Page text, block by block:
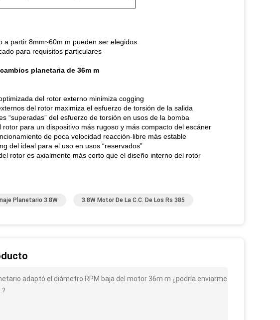
a partir 8mm~60m m pueden ser elegidos
para requisitos particulares
planetaria de 36m m
del rotor externo minimiza cogging
del rotor maximiza el esfuerzo de torsión de la salida
“superadas” del esfuerzo de torsión en usos de la bomba
para un dispositivo más rugoso y más compacto del escáner
de poca velocidad reacción-libre más estable
del ideal para el uso en usos “reservados”
rotor es axialmente más corto que el diseño interno del rotor
Planetario 3.8W 3.8W Motor De La C.C. De Los Rs 385
adaptó el diámetro RPM baja del motor 36m m ¿podría enviarme